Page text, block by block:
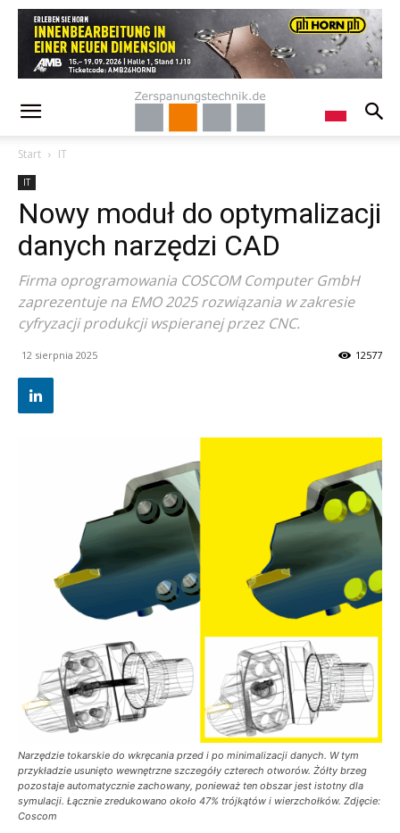
Start IT
IT
Nowy moduł do optymalizacji
danych narzędzi CAD
Firma oprogramowania COSCOM Computer GmbH
zaprezentuje na EMO 2025 rozwiązania w zakresie
cyfryzacji produkcji wspieranej przez CNC.
12 sierpnia 2025 12577
Narzędzie tokarskie do wkręcania przed i po minimalizacji danych. W tym
przykładzie usunięto wewnętrzne szczegóły czterech otworów. Żółty brzeg
pozostaje automatycznie zachowany, ponieważ ten obszar jest istotny dla
symulacji. Łącznie zredukowano około 47% trójkątów i wierzchołków. Zdjęcie:
Coscom